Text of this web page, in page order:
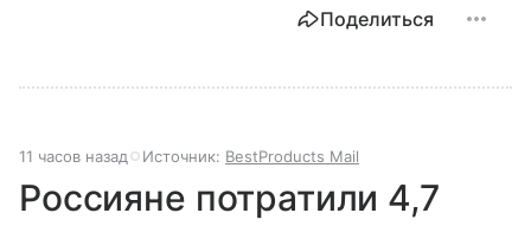
Поделиться
11 часов назад Источник: BestProducts Mail
Россияне потратили 4,7